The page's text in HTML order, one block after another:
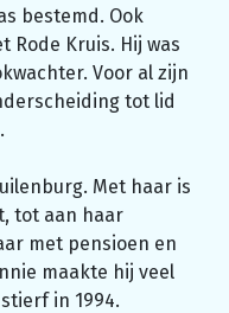
bestemd. Ook
Rode Kruis. Hij was
Voor al zijn
tot lid
Met haar is
tot aan haar
met pensioen en
maakte hij veel
in 1994.